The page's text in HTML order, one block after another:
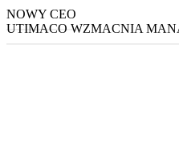
NOWY CEO
UTIMACO WZMACNIA